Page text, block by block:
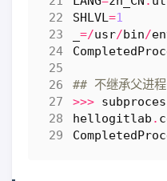
SHLVL=1
_=/usr/bin/
## 不继承父进程
>>>
hellogitlab .